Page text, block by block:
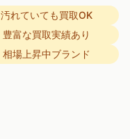
汚れていても買取OK
豊富な買取実績あり
相場上昇中ブランド